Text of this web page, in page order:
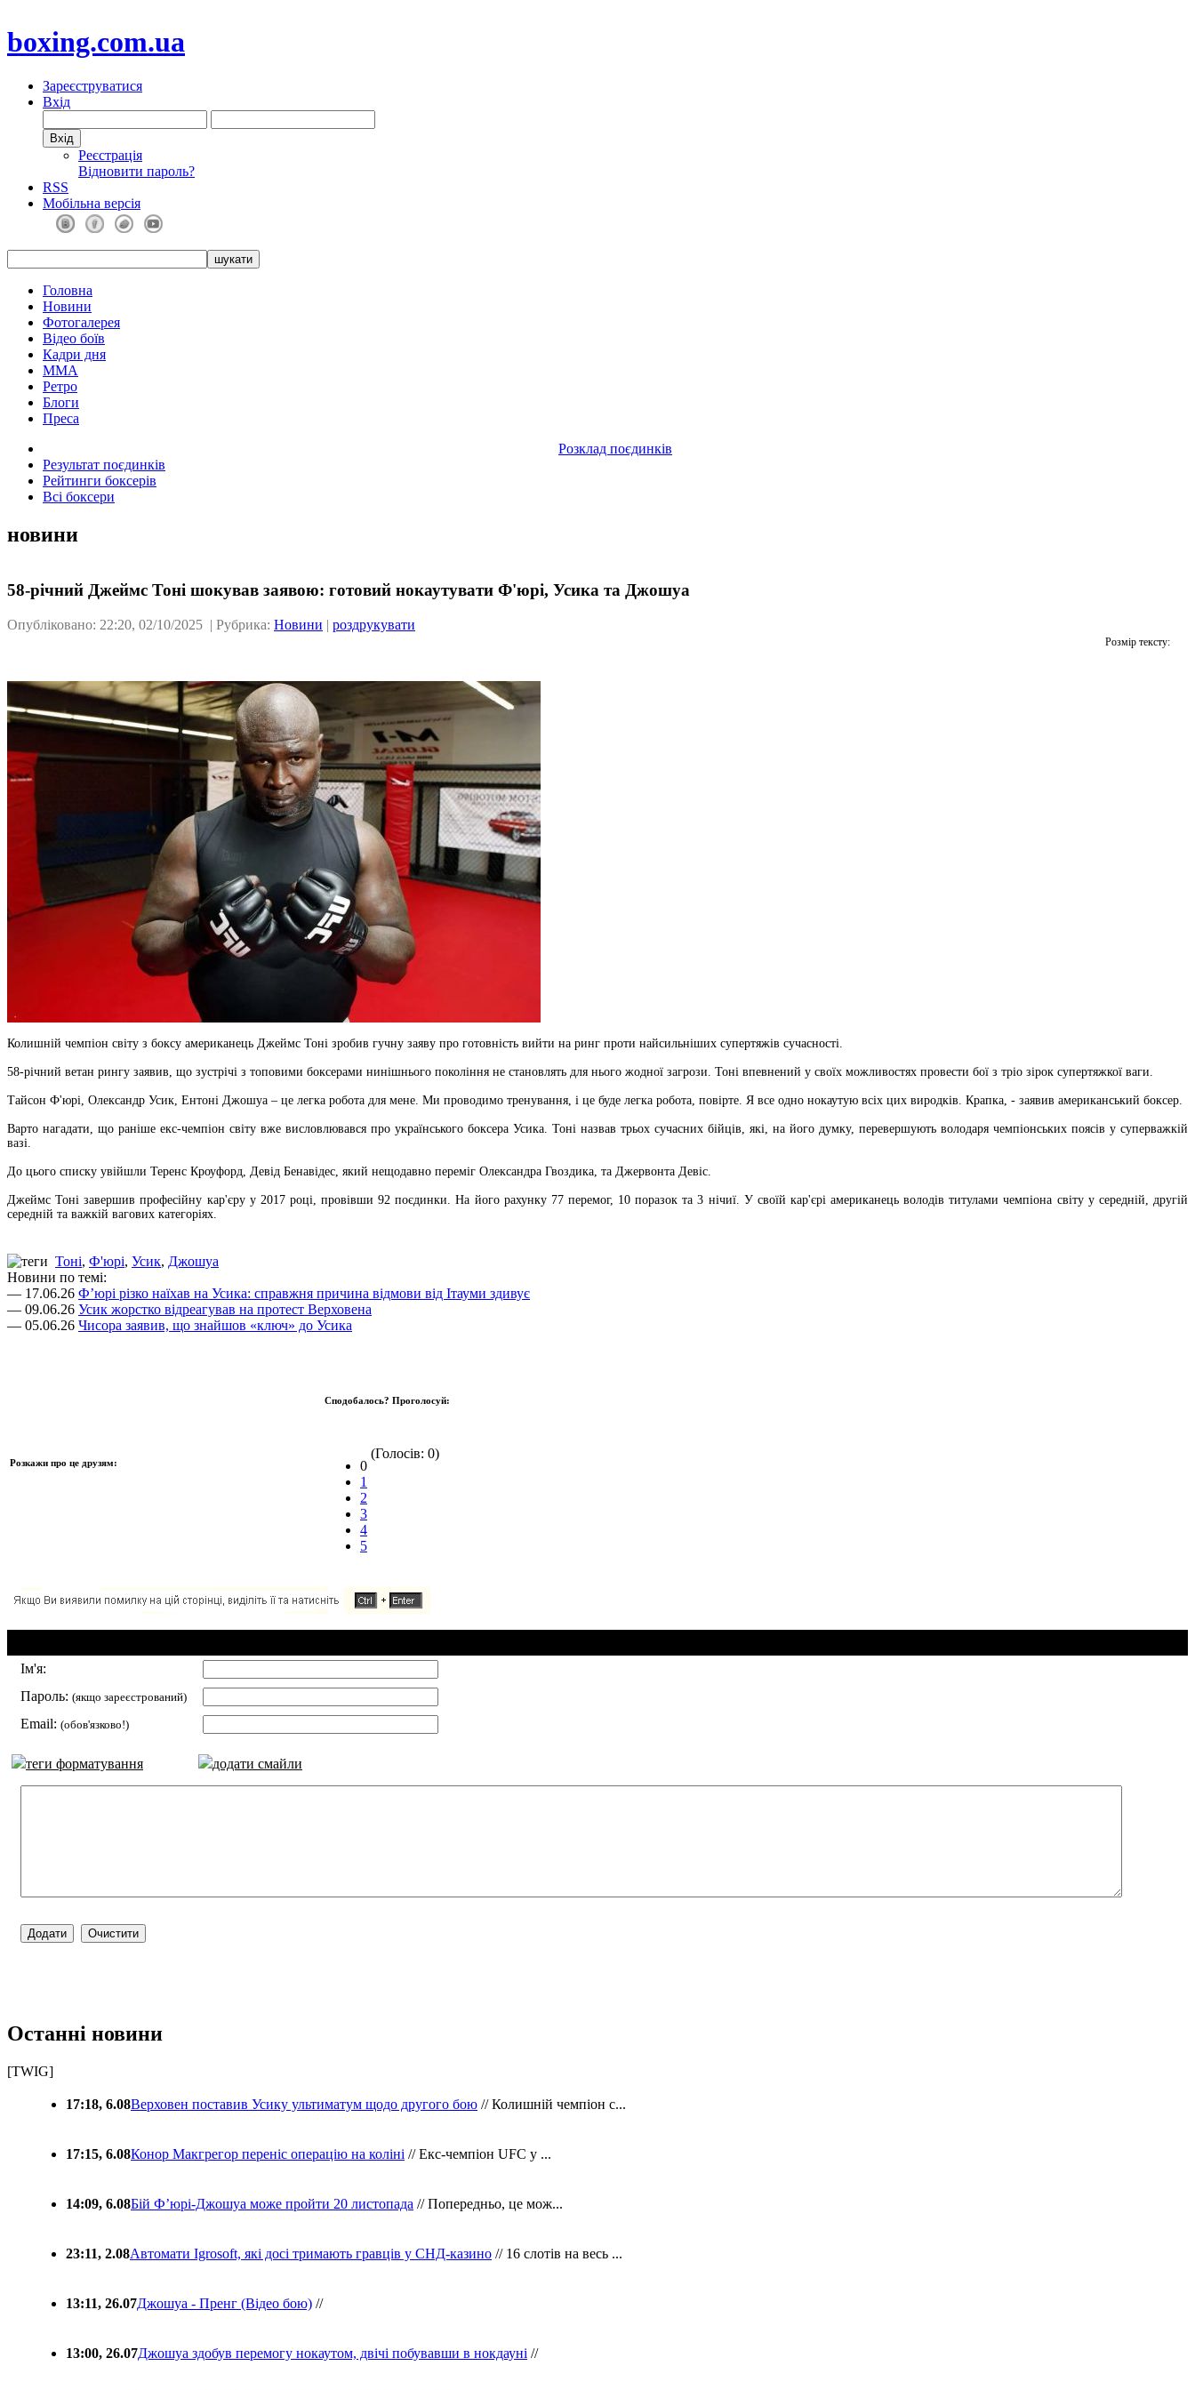
boxing.com.ua
Зареєструватися
Вхід
Реєстрація
Відновити пароль?
RSS
Мобільна версія
Головна
Новини
Фотогалерея
Відео боїв
Кадри дня
ММА
Ретро
Блоги
Преса
Розклад поєдинків
Результат поєдинків
Рейтинги боксерів
Всі боксери
новини
58-річний Джеймс Тоні шокував заявою: готовий нокаутувати Ф'юрі, Усика та Джошуа
Опубліковано: 22:20, 02/10/2025 | Рубрика: Новини | роздрукувати
Розмір тексту:
Колишній чемпіон світу з боксу американець Джеймс Тоні зробив гучну заяву про готовність вийти на ринг проти найсильніших супертяжів сучасності.
58-річний ветан рингу заявив, що зустрічі з топовими боксерами нинішнього покоління не становлять для нього жодної загрози. Тоні впевнений у своїх можливостях провести бої з тріо зірок супертяжкої ваги.
Тайсон Ф'юрі, Олександр Усик, Ентоні Джошуа – це легка робота для мене. Ми проводимо тренування, і це буде легка робота, повірте. Я все одно нокаутую всіх цих виродків. Крапка, - заявив американський боксер.
Варто нагадати, що раніше екс-чемпіон світу вже висловлювався про українського боксера Усика. Тоні назвав трьох сучасних бійців, які, на його думку, перевершують володаря чемпіонських поясів у суперважкій
вазі.
До цього списку увійшли Теренс Кроуфорд, Девід Бенавідес, який нещодавно переміг Олександра Гвоздика, та Джервонта Девіс.
Джеймс Тоні завершив професійну кар'єру у 2017 році, провівши 92 поєдинки. На його рахунку 77 перемог, 10 поразок та 3 нічиї. У своїй кар'єрі американець володів титулами чемпіона світу у середній, другій
середній та важкій вагових категоріях.
Тоні, Ф'юрі, Усик, Джошуа
Новини по темі:
— 17.06.26 Ф’юрі різко наїхав на Усика: справжня причина відмови від Ітауми здивує
— 09.06.26 Усик жорстко відреагував на протест Верховена
— 05.06.26 Чисора заявив, що знайшов «ключ» до Усика
Розкажи про це друзям:
Сподобалось? Проголосуй:
0
1
2
3
4
5
(Голосів: 0)
Ім'я:
Пароль: (якщо зареєстрований)
Email: (обов'язково!)
теги форматування додати смайли
Останні новини
[TWIG]
17:18, 6.08Верховен поставив Усику ультиматум щодо другого бою // Колишній чемпіон с...
17:15, 6.08Конор Макгрегор переніс операцію на коліні // Екс-чемпіон UFC у ...
14:09, 6.08Бій Ф’юрі-Джошуа може пройти 20 листопада // Попередньо, це мож...
23:11, 2.08Автомати Igrosoft, які досі тримають гравців у СНД-казино // 16 слотів на весь ...
13:11, 26.07Джошуа - Пренг (Відео бою) //
13:00, 26.07Джошуа здобув перемогу нокаутом, двічі побувавши в нокдауні //